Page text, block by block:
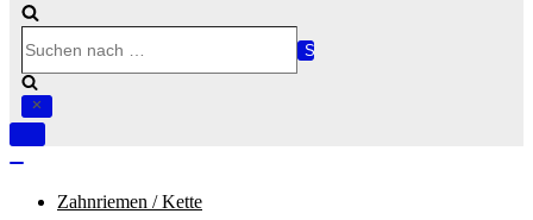
nach …
Navigation
Zahnriemen / Kette